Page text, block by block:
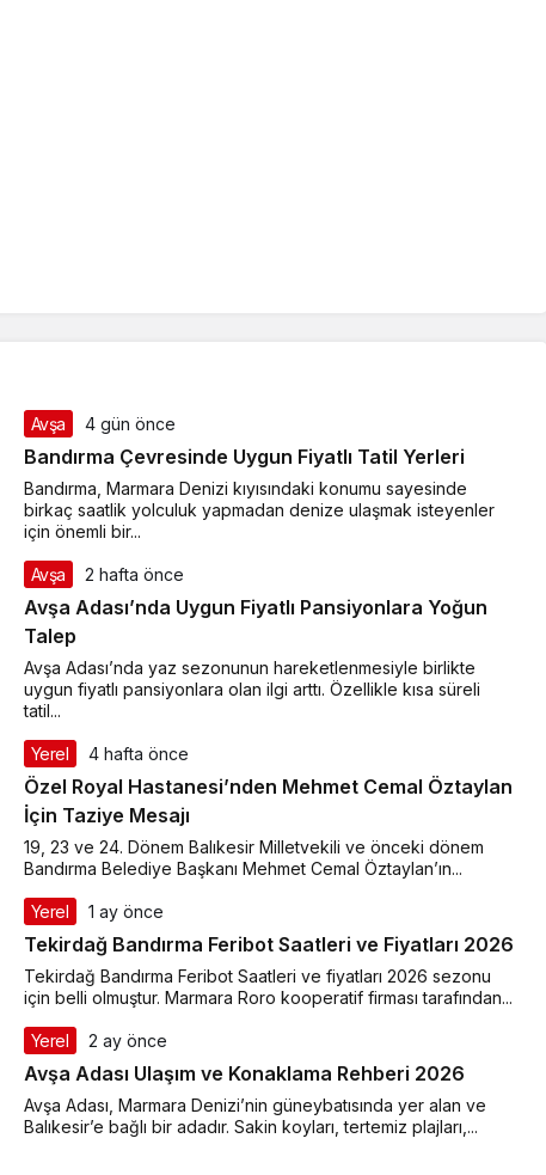
Avşa 4 gün önce
Bandırma Çevresinde Uygun Fiyatlı Tatil Yerleri
Bandırma, Marmara Denizi kıyısındaki konumu sayesinde
birkaç saatlik yolculuk yapmadan denize ulaşmak isteyenler
için önemli bir...
Avşa 2 hafta önce
Avşa Adası’nda Uygun Fiyatlı Pansiyonlara Yoğun
Talep
Avşa Adası’nda yaz sezonunun hareketlenmesiyle birlikte
uygun fiyatlı pansiyonlara olan ilgi arttı. Özellikle kısa süreli
tatil...
Yerel 4 hafta önce
Özel Royal Hastanesi’nden Mehmet Cemal Öztaylan
İçin Taziye Mesajı
19, 23 ve 24. Dönem Balıkesir Milletvekili ve önceki dönem
Bandırma Belediye Başkanı Mehmet Cemal Öztaylan’ın...
Yerel 1 ay önce
Tekirdağ Bandırma Feribot Saatleri ve Fiyatları 2026
Tekirdağ Bandırma Feribot Saatleri ve fiyatları 2026 sezonu
için belli olmuştur. Marmara Roro kooperatif firması tarafından...
Yerel 2 ay önce
Avşa Adası Ulaşım ve Konaklama Rehberi 2026
Avşa Adası, Marmara Denizi’nin güneybatısında yer alan ve
Balıkesir’e bağlı bir adadır. Sakin koyları, tertemiz plajları,...